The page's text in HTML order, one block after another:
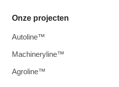
Onze projecten
Autoline™
Machineryline™
Agroline™